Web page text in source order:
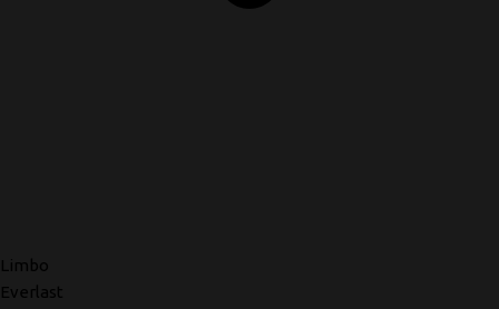
Limbo
Everlast